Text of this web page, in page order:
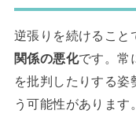
逆張りを続けること
関係の悪化です。常
を批判したりする姿
う可能性があります。